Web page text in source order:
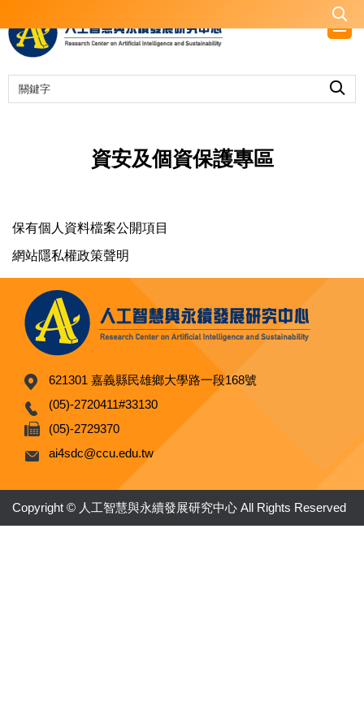
到
主
內
資安及個資保護專區
保有個人資料檔案公開項目
網站隱私權政策聲明
621301 嘉義縣民雄鄉大學路一段168號
(05)-2720411#33130
(05)-2729370
ai4sdc@ccu.edu.tw
Copyright © 人工智慧與永續發展研究中心 All Rights Reserved